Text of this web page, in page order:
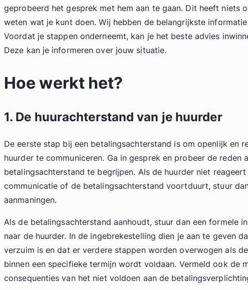
geprobeerd het gesprek met hem aan te gaan. Dit heeft niets
weten wat je kunt doen. Wij hebben de belangrijkste
Voordat je stappen onderneemt, kan je het beste advies
Deze kan je informeren over jouw situatie.
Hoe werkt het?
1. De huurachterstand van je huurder
De eerste stap bij een betalingsachterstand is om openlijk en
huurder te communiceren. Ga in gesprek en probeer de reden
betalingsachterstand te begrijpen. Als de huurder niet
communicatie of de betalingsachterstand voortduurt, stuur
aanmaningen.
Als de betalingsachterstand aanhoudt, stuur dan een formele
naar de huurder. In de ingebrekestelling dien je aan te geven
verzuim is en dat er verdere stappen worden overwogen als
binnen een specifieke termijn wordt voldaan. Vermeld ook de
consequenties van het niet voldoen aan de